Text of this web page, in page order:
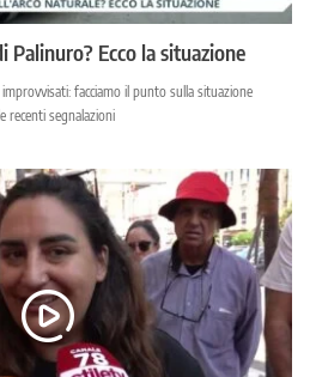
Palinuro? Ecco la situazione
facciamo il punto sulla situazione
recenti segnalazioni